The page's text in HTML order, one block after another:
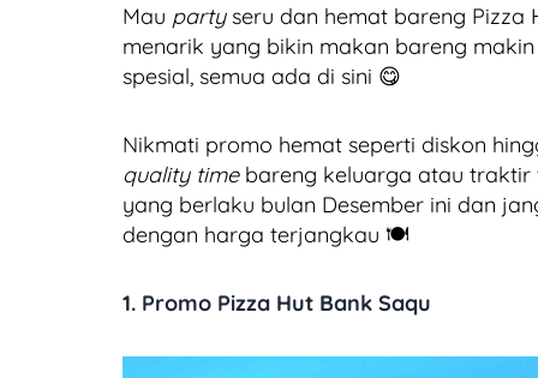
Mau partyseru dan hemat bareng Pizza
menarik yang bikin makan bareng
spesial, semua ada di sini 😋
Nikmati promo hemat seperti diskon
quality time bareng keluarga atau
yang berlaku bulan Desember ini dan
dengan harga terjangkau 🍽️
1. Promo Pizza Hut Bank Saqu